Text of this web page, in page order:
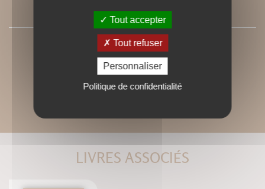
SOMMAIRE
LIVRES ASSOCIÉS
Tout accepter
Tout refuser
Personnaliser
Politique de confidentialité